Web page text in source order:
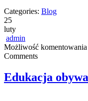
Categories: Blog
25
luty
admin
Możliwość komentowania
Comments
Edukacja